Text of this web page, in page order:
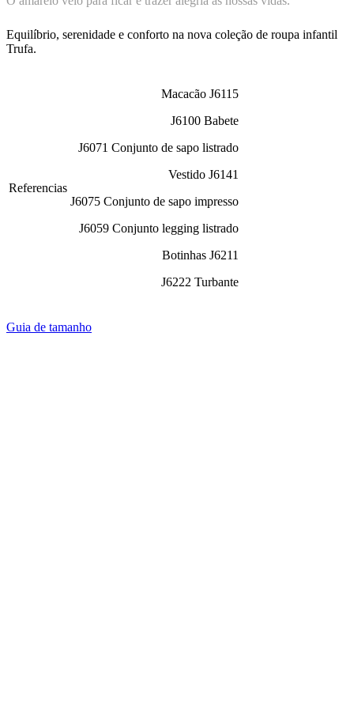
Equilíbrio, serenidade e conforto na nova coleção de roupa infantil
Trufa.
Referencias
Macacão J6115
J6100 Babete
J6071 Conjunto de sapo listrado
Vestido J6141
J6075 Conjunto de sapo impresso
J6059 Conjunto legging listrado
Botinhas J6211
J6222 Turbante
Guia de tamanho